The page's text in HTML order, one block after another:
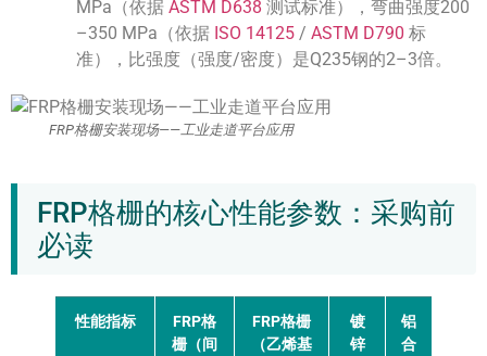
MPa（依据 ASTM D638 测试标准），弯曲强度200
–350 MPa（依据 ISO 14125 / ASTM D790 标
准），比强度（强度/密度）是Q235钢的2–3倍。
FRP格栅安装现场——工业走道平台应用
FRP格栅的核心性能参数：采购前
必读
性能指标
FRP格
栅（间
FRP格栅
（乙烯基
镀
锌
铝
合